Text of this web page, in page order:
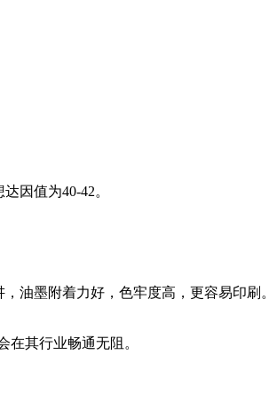
因值为40-42。
墨附着力好，色牢度高，更容易印刷。
其行业畅通无阻。